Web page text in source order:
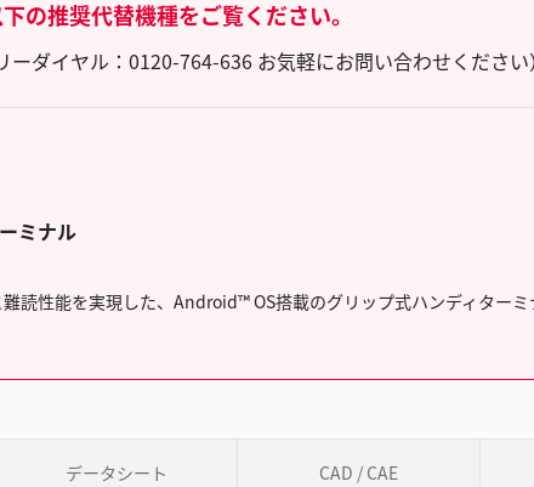
の推奨代替機種をご覧ください。
ダイヤル：0120-764-636 お気軽にお問い合わせください）
ミナル
読性能を実現した、Android™ OS搭載のグリップ式ハンディターミ
データシート CAD / CAE